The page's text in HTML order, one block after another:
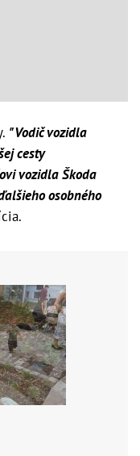
"Vodič vozidla
cesty
vozidla Škoda
osobného